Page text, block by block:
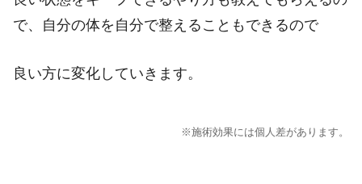
で、自分の体を自分で整えることもできるので
良い方に変化していきます。
※施術効果には個人差があります。